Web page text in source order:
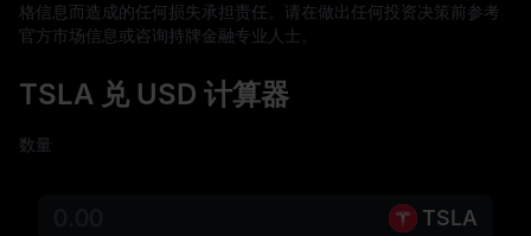
格信息而造成的任何损失承担责任。请在做出任何投资决策前参考
官方市场信息或咨询持牌金融专业人士。
TSLA 兑 USD 计算器
数量
TSLA